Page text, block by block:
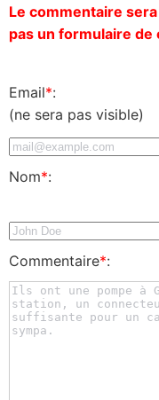
Le commentaire
pas un formulaire de
Email*:
(ne sera pas visible)
Nom*:
Commentaire*: